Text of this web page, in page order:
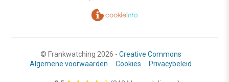
© Frankwatching 2026 - Creative Commons
Algemene voorwaarden
Cookies Privacybeleid